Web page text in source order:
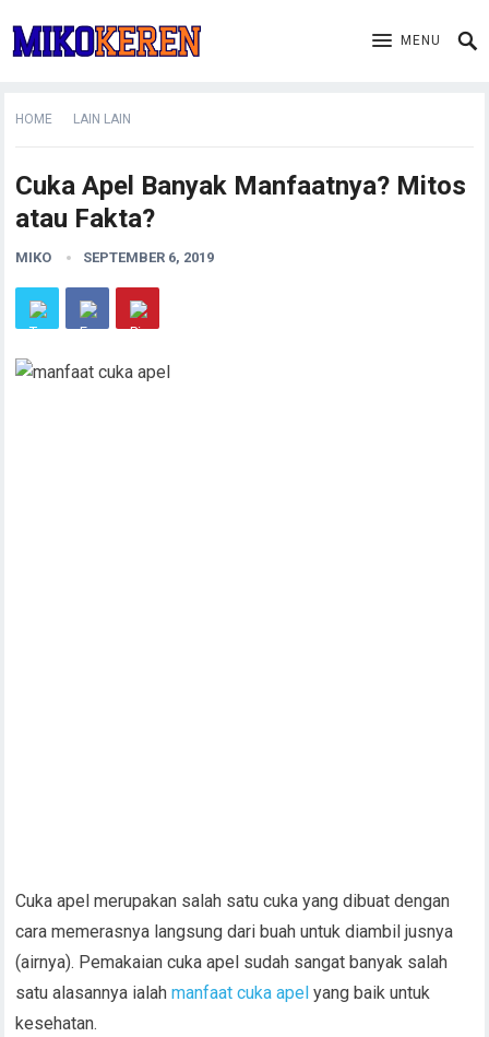
MENU
HOME LAIN LAIN
Cuka Apel Banyak Manfaatnya? Mitos
atau Fakta?
MIKO SEPTEMBER 6, 2019
Cuka apel merupakan salah satu cuka yang dibuat dengan
cara memerasnya langsung dari buah untuk diambil jusnya
(airnya). Pemakaian cuka apel sudah sangat banyak salah
satu alasannya ialahmanfaat cuka apel yang baik untuk
kesehatan.